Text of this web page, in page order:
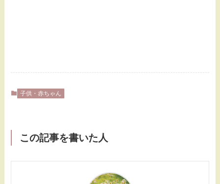
子供・赤ちゃん
この記事を書いた人